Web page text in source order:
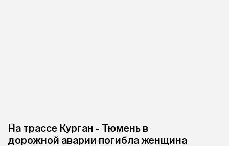
На трассе Курган - Тюмень в
дорожной аварии погибла женщина